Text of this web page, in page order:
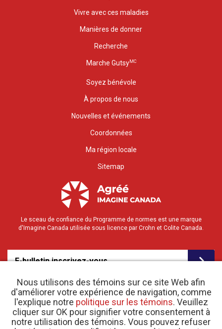
Nous utilisons des témoins sur ce site Web afin
d'améliorer votre expérience de navigation, comme
l'explique notre politique sur les témoins. Veuillez
cliquer sur OK pour signifier votre consentement à
notre utilisation des témoins. Vous pouvez refuser
Vivre avec ces maladies
Manières de donner
Recherche
Marche GutsyMC
Soyez bénévole
À propos de nous
Nouvelles et événements
Coordonnées
Ma région locale
Sitemap
Le sceau de confiance du Programme de normes est une marque
d'Imagine Canada utilisée sous licence par Crohn et Colite Canada.
E-bulletin inscrivez-vous